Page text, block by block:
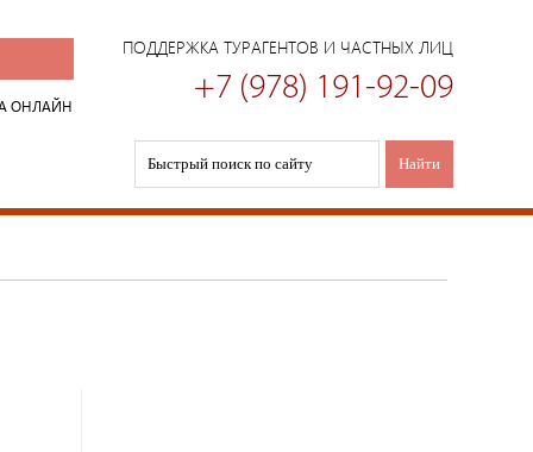
ОНЛАЙН
ПОДДЕРЖКА ТУРАГЕНТОВ И ЧАСТНЫХ ЛИЦ
+7 (978) 191-92-09